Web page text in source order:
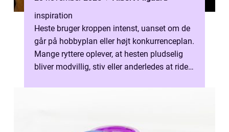
inspiration
Heste bruger kroppen intenst, uanset om de
går på hobbyplan eller højt konkurrenceplan.
Mange ryttere oplever, at hesten pludselig
bliver modvillig, stiv eller anderledes at ride.